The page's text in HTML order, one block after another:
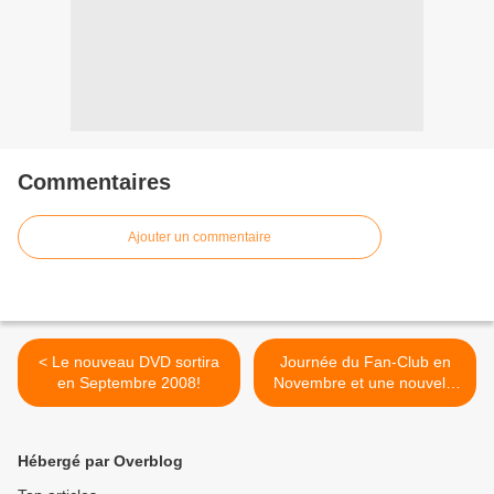
Commentaires
Ajouter un commentaire
< Le nouveau DVD sortira
en Septembre 2008!
Journée du Fan-Club en
Novembre et une nouvelle
date au Theater Tour >
Hébergé par Overblog